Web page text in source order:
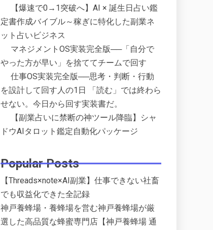
【爆速で0→1突破へ】AI × 誕生日占い鑑
定書作成バイブル～稼ぎに特化した副業ネ
ット占いビジネス
マネジメントOS実装完全版──「自分で
やった方が早い」を捨ててチームで回す
仕事OS実装完全版──思考・判断・行動
を設計して回す人の1日 「読む」では終わら
せない。今日から回す実装書だ。
【副業占いに禁断の神ツール降臨】シャ
ドウAIタロット鑑定自動化パッケージ
Popular Posts
【Threads×note×AI副業】仕事できない社畜
でも収益化できた全記録
神戸養蜂場・養蜂場を営む神戸養蜂場が厳
選した高品質な蜂蜜専門店【神戸養蜂場 通